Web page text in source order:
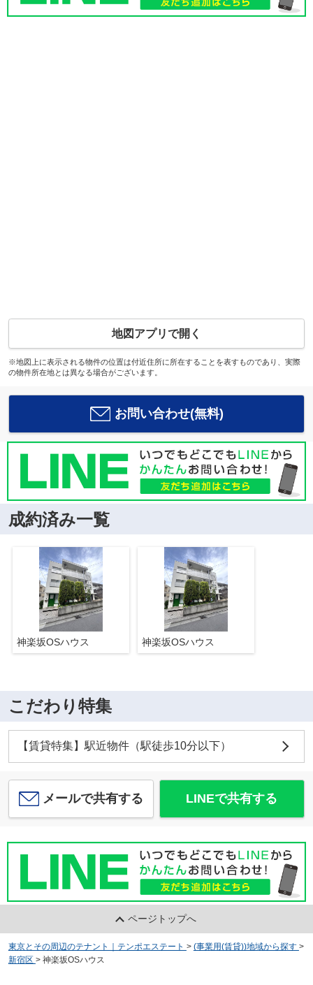
地図アプリで開く
※地図上に表示される物件の位置は付近住所に所在することを表すものであり、実際
の物件所在地とは異なる場合がございます。
お問い合わせ(無料)
成約済み一覧
神楽坂OSハウス 神楽坂OSハウス
こだわり特集
【賃貸特集】駅近物件（駅徒歩10分以下）
メールで共有する LINEで共有する
ページトップへ
東京とその周辺のテナント｜テンポエステート > (事業用(賃貸))地域から探す >
新宿区 > 神楽坂OSハウス